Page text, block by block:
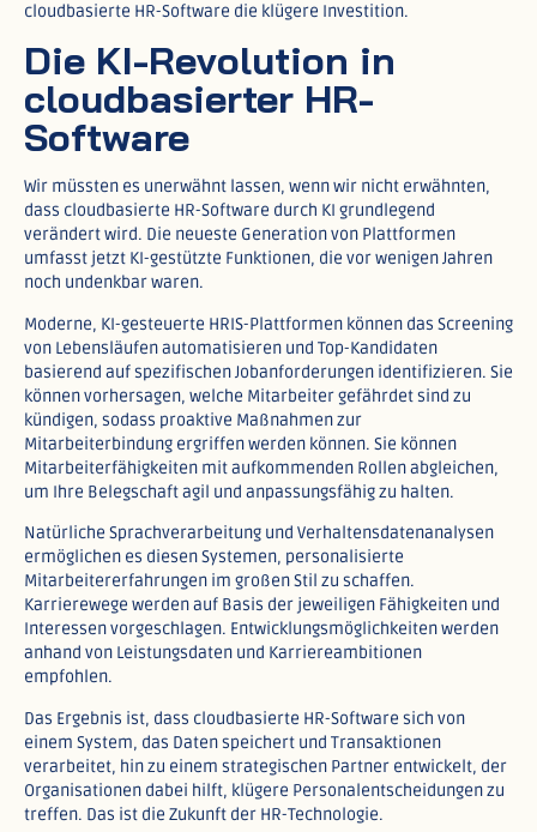
cloudbasierte HR-Software die klügere Investition.
Die KI-Revolution in
cloudbasierter HR-
Software
Wir müssten es unerwähnt lassen, wenn wir nicht erwähnten,
dass cloudbasierte HR-Software durch KI grundlegend
verändert wird. Die neueste Generation von Plattformen
umfasst jetzt KI-gestützte Funktionen, die vor wenigen Jahren
noch undenkbar waren.
Moderne, KI-gesteuerte HRIS-Plattformen können das Screening
von Lebensläufen automatisieren und Top-Kandidaten
basierend auf spezifischen Jobanforderungen identifizieren. Sie
können vorhersagen, welche Mitarbeiter gefährdet sind zu
kündigen, sodass proaktive Maßnahmen zur
Mitarbeiterbindung ergriffen werden können. Sie können
Mitarbeiterfähigkeiten mit aufkommenden Rollen abgleichen,
um Ihre Belegschaft agil und anpassungsfähig zu halten.​
Natürliche Sprachverarbeitung und Verhaltensdatenanalysen
ermöglichen es diesen Systemen, personalisierte
Mitarbeitererfahrungen im großen Stil zu schaffen.
Karrierewege werden auf Basis der jeweiligen Fähigkeiten und
Interessen vorgeschlagen. Entwicklungsmöglichkeiten werden
anhand von Leistungsdaten und Karriereambitionen
empfohlen.​
Das Ergebnis ist, dass cloudbasierte HR-Software sich von
einem System, das Daten speichert und Transaktionen
verarbeitet, hin zu einem strategischen Partner entwickelt, der
Organisationen dabei hilft, klügere Personalentscheidungen zu
treffen. Das ist die Zukunft der HR-Technologie.​